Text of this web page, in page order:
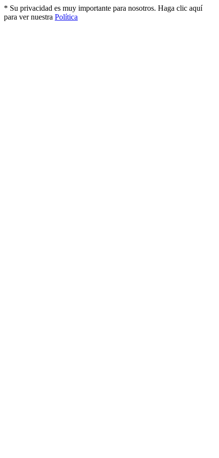
* Su privacidad es muy importante para nosotros. Haga clic aquí
para ver nuestra Política